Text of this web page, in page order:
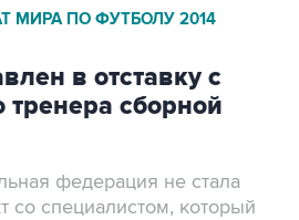
МИРА ПО ФУТБОЛУ 2014
в отставку с
тренера сборной
федерация не стала
со специалистом, который